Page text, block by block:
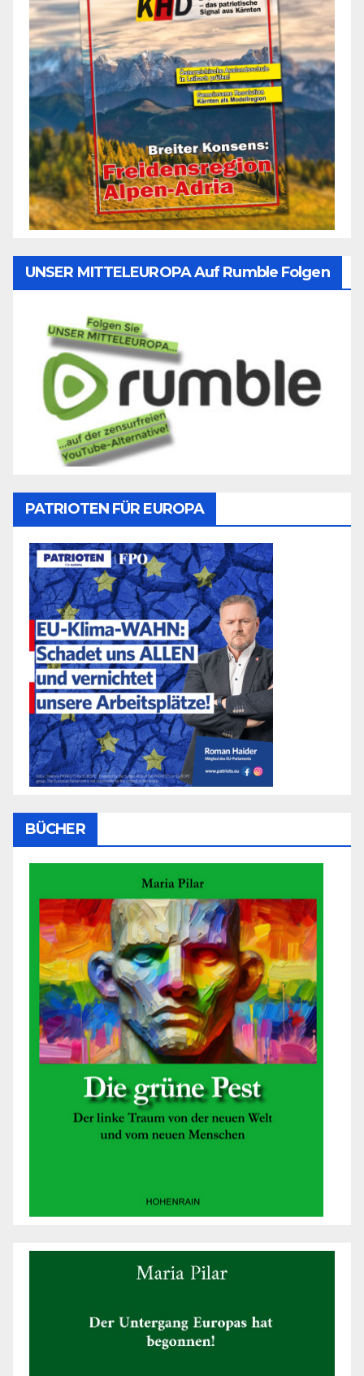
UNSER MITTELEUROPA Auf Rumble Folgen
PATRIOTEN FÜR EUROPA
BÜCHER